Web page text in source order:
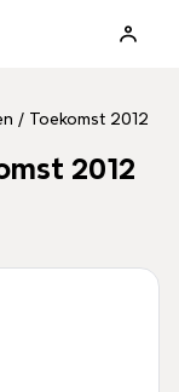
/ Toekomst 2012
2012